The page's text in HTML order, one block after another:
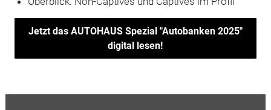
Jetzt das AUTOHAUS Spezial "Autobanken 2025"
digital lesen!